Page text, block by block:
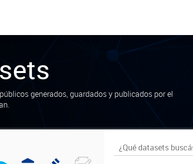
generados, guardados y publicados por el